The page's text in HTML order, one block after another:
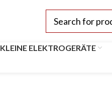
KLEINE ELEKTROGERÄTE